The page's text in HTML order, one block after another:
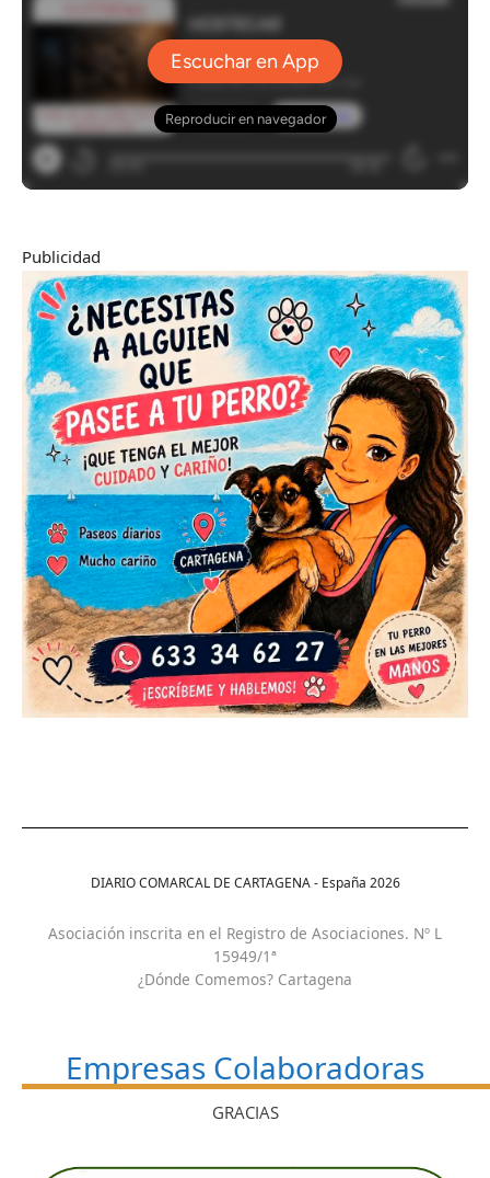
Publicidad
DIARIO COMARCAL DE CARTAGENA - España 2026
Asociación inscrita en el Registro de Asociaciones. Nº L
15949/1ª
¿Dónde Comemos? Cartagena
Empresas Colaboradoras
GRACIAS